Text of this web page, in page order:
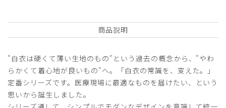
もりこ様
購入確認済み
年齢: 40代 身長: 151-155cm 体重:46-50kg
よかった
商品説明
"白衣は硬くて薄い生地のもの"という過去の概念から、"やわ
らかくて着心地が良いもの"へ。「白衣の常識を、変えた。」
定番シリーズです。医療現場に最適なものを届けたい、という
思いから誕生しました。